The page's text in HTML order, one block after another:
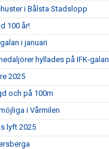
i Bålsta Stadslopp
100 år!
i januari
hyllades på IFK-galan
2025
och på 100m
i Vårmilen
lyft 2025